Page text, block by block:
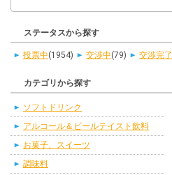
ステータスから探す
投票中(1954) 交渉中(79) 交渉完了
カテゴリから探す
ソフトドリンク
アルコール＆ビールテイスト飲料
お菓子、スイーツ
調味料